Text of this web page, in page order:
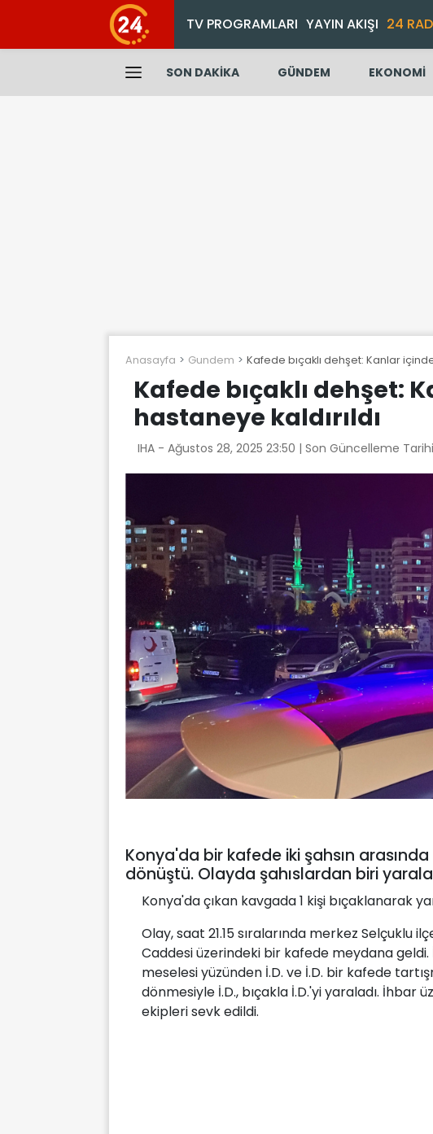
TV PROGRAMLARI YAYIN AKIŞI 24
SON DAKİKA GÜNDEM EKONOMİ
Anasayfa Gundem Kafede bıçaklı dehşet: Kanlar
Kafede bıçaklı dehşet:
hastaneye kaldırıldı
IHA - Ağustos 28, 2025 23:50 | Son Güncelleme
Konya'da bir kafede iki şahsın
dönüştü. Olayda şahıslardan biri
Konya'da çıkan kavgada 1 kişi bıçaklanarak
Olay, saat 21.15 sıralarında merkez Selçuklu
Caddesi üzerindeki bir kafede meydana
meselesi yüzünden İ.D. ve İ.D. bir kafede
dönmesiyle İ.D., bıçakla İ.D.'yi yaraladı. İhbar
ekipleri sevk edildi.